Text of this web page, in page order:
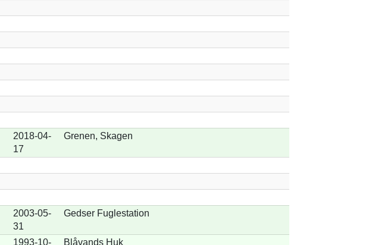
2018-04-
17
Grenen, Skagen
2003-05-
31
Gedser Fuglestation
1993-10-
Blåvands Huk